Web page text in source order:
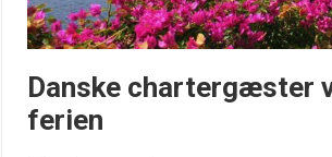
Danske chartergæster
ferien